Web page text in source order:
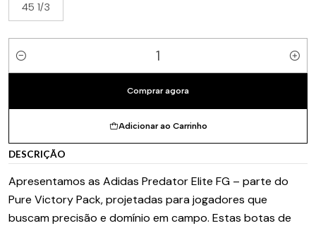
45 1/3
Quantidade
Adicionar ao Carrinho
Comprar agora
DESCRIÇÃO
Apresentamos as Adidas Predator Elite FG – parte do
Pure Victory Pack, projetadas para jogadores que
buscam precisão e domínio em campo. Estas botas de